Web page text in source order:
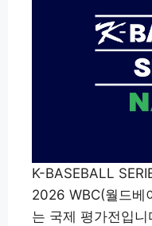
K-BASEBALL
2026 WBC(월드베
는 국제 평가전입